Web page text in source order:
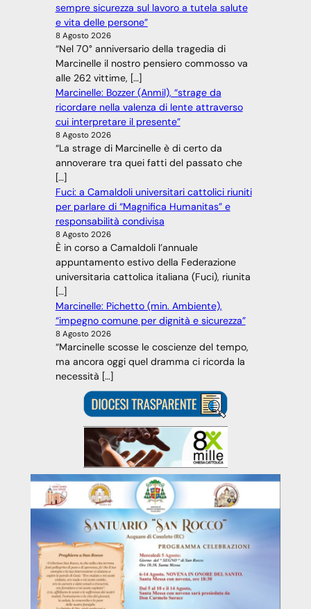
sempre sicurezza sul lavoro a tutela salute
e vita delle persone”
8 Agosto 2026
“Nel 70° anniversario della tragedia di
Marcinelle il nostro pensiero commosso va
alle 262 vittime, […]
Marcinelle: Bozzer (Anmil), “strage da
ricordare nella valenza di lente attraverso
cui interpretare il presente”
8 Agosto 2026
“La strage di Marcinelle è di certo da
annoverare tra quei fatti del passato che
[…]
Fuci: a Camaldoli universitari cattolici riuniti
per parlare di “Magnifica Humanitas” e
responsabilità condivisa
8 Agosto 2026
È in corso a Camaldoli l’annuale
appuntamento estivo della Federazione
universitaria cattolica italiana (Fuci), riunita
[…]
Marcinelle: Pichetto (min. Ambiente),
“impegno comune per dignità e sicurezza”
8 Agosto 2026
“Marcinelle scosse le coscienze del tempo,
ma ancora oggi quel dramma ci ricorda la
necessità […]